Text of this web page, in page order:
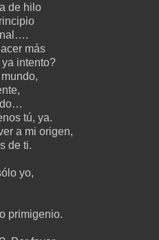
de hilo
más
intento?
tú, ya.
a mi origen,
de ti.
yo,
primigenio.